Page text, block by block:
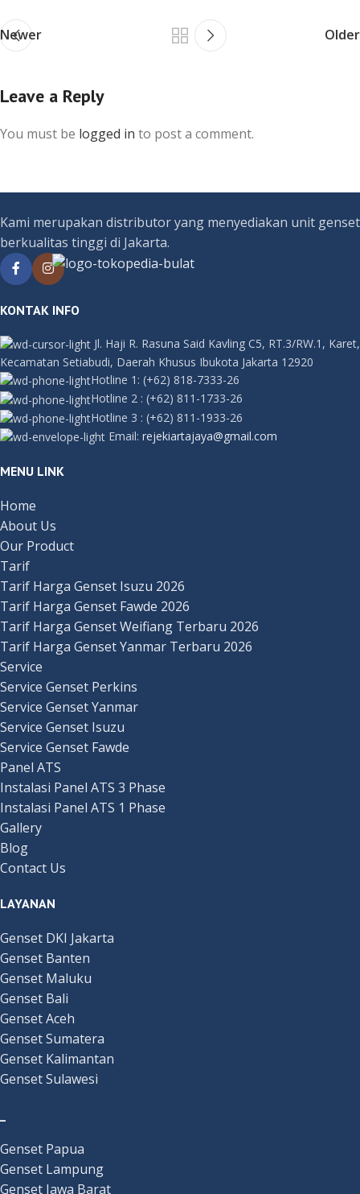
Newer Older
Leave a Reply
You must be logged in to post a comment.
Kami merupakan distributor yang menyediakan unit genset
berkualitas tinggi di Jakarta.
KONTAK INFO
Jl. Haji R. Rasuna Said Kavling C5, RT.3/RW.1, Karet,
Kecamatan Setiabudi, Daerah Khusus Ibukota Jakarta 12920
Hotline 1: (+62) 818-7333-26
Hotline 2 : (+62) 811-1733-26
Hotline 3 : (+62) 811-1933-26
Email: rejekiartajaya@gmail.com
MENU LINK
Home
About Us
Our Product
Tarif
Tarif Harga Genset Isuzu 2026
Tarif Harga Genset Fawde 2026
Tarif Harga Genset Weifiang Terbaru 2026
Tarif Harga Genset Yanmar Terbaru 2026
Service
Service Genset Perkins
Service Genset Yanmar
Service Genset Isuzu
Service Genset Fawde
Panel ATS
Instalasi Panel ATS 3 Phase
Instalasi Panel ATS 1 Phase
Gallery
Blog
Contact Us
LAYANAN
Genset DKI Jakarta
Genset Banten
Genset Maluku
Genset Bali
Genset Aceh
Genset Sumatera
Genset Kalimantan
Genset Sulawesi
Genset Papua
Genset Lampung
Genset Jawa Barat